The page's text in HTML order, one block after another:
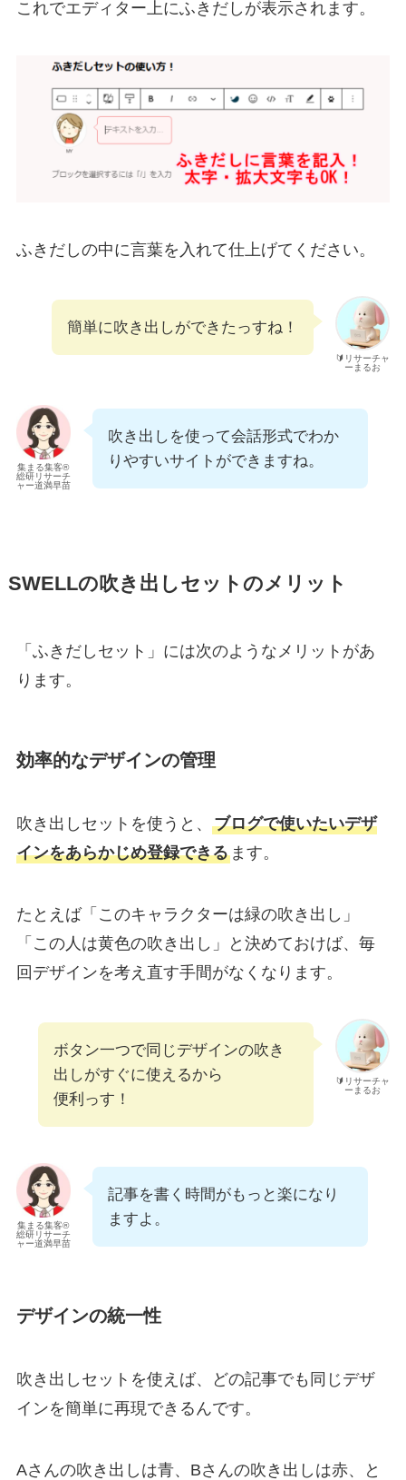
これでエディター上にふきだしが表示されます。
ふきだしの中に言葉を入れて仕上げてください。
🔰リサーチャ
ーまるお
簡単に吹き出しができたっすね！
集まる集客®
総研リサーチ
ャー道満早苗
吹き出しを使って会話形式でわか
りやすいサイトができますね。
SWELLの吹き出しセットのメリット
「ふきだしセット」には次のようなメリットがあ
ります。
効率的なデザインの管理
吹き出しセットを使うと、 ブログで使いたいデザ
インをあらかじめ登録できるます。
たとえば「このキャラクターは緑の吹き出し」
「この人は黄色の吹き出し」と決めておけば、毎
回デザインを考え直す手間がなくなります。
🔰リサーチャ
ーまるお
ボタン一つで同じデザインの吹き
出しがすぐに使えるから
便利っす！
集まる集客®
総研リサーチ
ャー道満早苗
記事を書く時間がもっと楽になり
ますよ。
デザインの統一性
吹き出しセットを使えば、どの記事でも同じデザ
インを簡単に再現できるんです。
Aさんの吹き出しは青、Bさんの吹き出しは赤、と